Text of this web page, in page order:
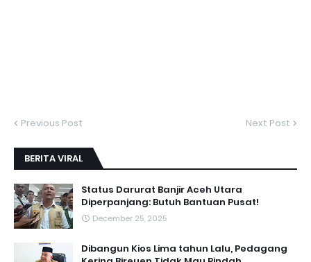
Previous Post Next Post
BERITA VIRAL
Status Darurat Banjir Aceh Utara
Diperpanjang: Butuh Bantuan Pusat!
December 25, 2025
Dibangun Kios Lima tahun Lalu, Pedagang